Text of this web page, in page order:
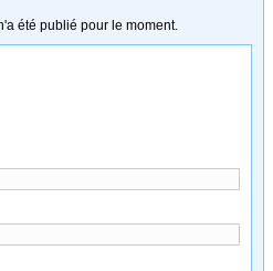
été publié pour le moment.